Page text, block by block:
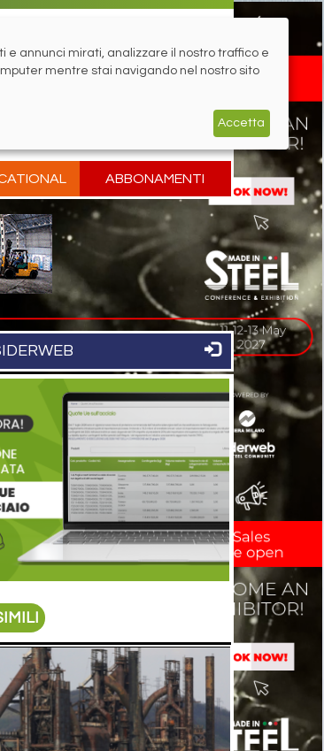
ABBONAMENTI
annunci mirati, analizzare il nostro traffico e
mentre stai navigando nel nostro sito
Accetta